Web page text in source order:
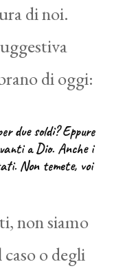
di noi.
di oggi:
due soldi? Eppure
a Dio. Anche i
Non temete, voi
non siamo
o degli